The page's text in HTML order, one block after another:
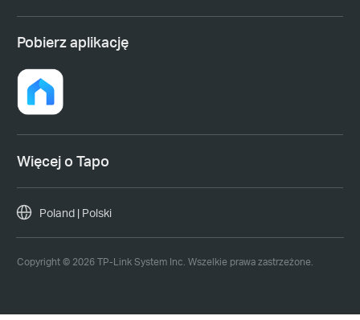
Pobierz aplikację
Więcej o Tapo
Copyright © 2026 TP-Link System Inc. Wszelkie prawa zastrzeżone.
Poland | Polski